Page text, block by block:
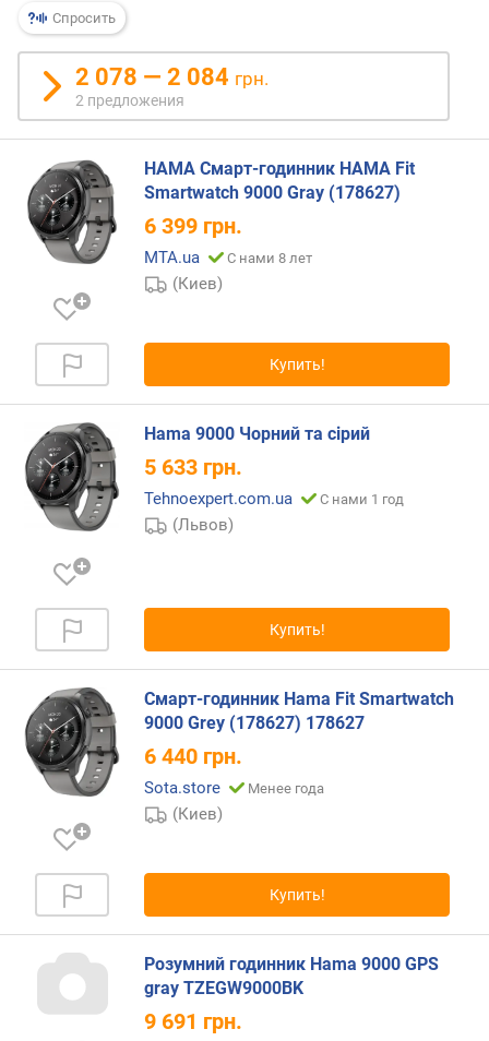
ы
(
о
б
ы
ч
ы
й
р
е
ж
м
н
е
й
)
в
е
м
я
а
б
о
т
ы
(
а
т
в
ж
Спросить
2 078 — 2 084 грн.
2 предложения
HAMA Смарт-годинник HAMA Fit
Smartwatch 9000 Gray (178627)
6 399 грн.
MTA.ua С нами 8 лет
(Киев)
Купить!
Hama 9000 Чорний та сірий
5 633 грн.
Tehnoexpert.com.ua С нами 1 год
(Львов)
Купить!
Смарт-годинник Hama Fit Smartwatch
9000 Grey (178627) 178627
6 440 грн.
Sota.store Менее года
(Киев)
Купить!
Розумний годинник Hama 9000 GPS
gray TZEGW9000BK
9 691 грн.